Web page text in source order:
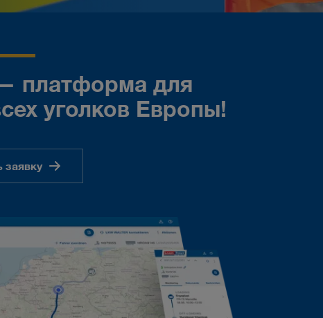
платформа для
уголков Европы!
заявку